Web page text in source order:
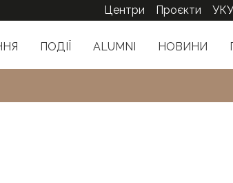
ПОДІЇ ALUMNI НОВИНИ
Центри Проєкти УКУ